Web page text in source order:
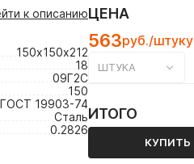
к описанию
150х150х212
18
09Г2С
150
19903-74
Сталь
0.2826
ЦЕНА
563руб./штуку
ШТУКА
ИТОГО
КУПИТЬ